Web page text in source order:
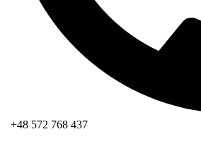
+48 572 768 437